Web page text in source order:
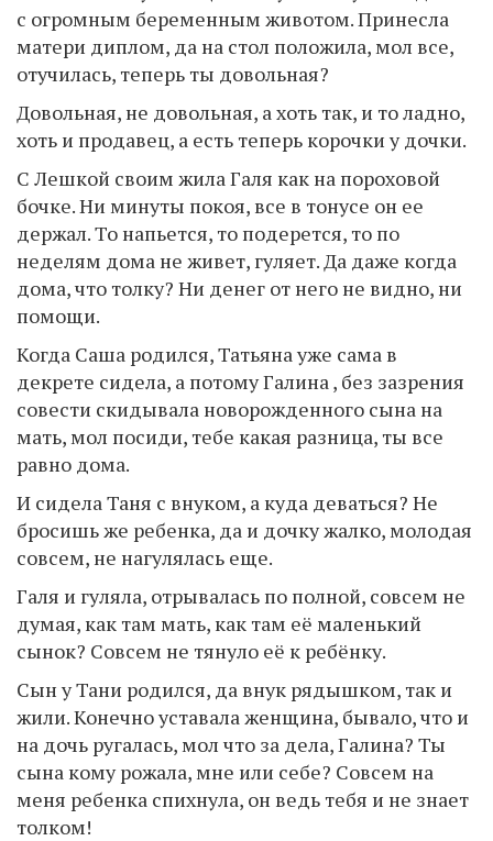
с огромным беременным животом. Принесла
матери диплом, да на стол положила, мол все,
отучилась, теперь ты довольная?
Довольная, не довольная, а хоть так, и то ладно,
хоть и продавец, а есть теперь корочки у дочки.
С Лешкой своим жила Галя как на пороховой
бочке. Ни минуты покоя, все в тонусе он ее
держал. То напьется, то подерется, то по
неделям дома не живет, гуляет. Да даже когда
дома, что толку? Ни денег от него не видно, ни
помощи.
Когда Саша родился, Татьяна уже сама в
декрете сидела, а потому Галина , без зазрения
совести скидывала новорожденного сына на
мать, мол посиди, тебе какая разница, ты все
равно дома.
И сидела Таня с внуком, а куда деваться? Не
бросишь же ребенка, да и дочку жалко, молодая
совсем, не нагулялась еще.
Галя и гуляла, отрывалась по полной, совсем не
думая, как там мать, как там её маленький
сынок? Совсем не тянуло её к ребёнку.
Сын у Тани родился, да внук рядышком, так и
жили. Конечно уставала женщина, бывало, что и
на дочь ругалась, мол что за дела, Галина? Ты
сына кому рожала, мне или себе? Совсем на
меня ребенка спихнула, он ведь тебя и не знает
толком!